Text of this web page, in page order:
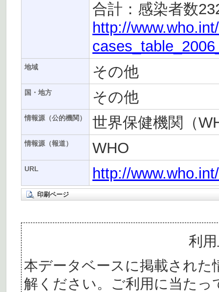
合計：感染者数
http://
地域 その他
国・地方 その他
情報源（公的機関） 世界保健機関（
情報源（報道） WHO
URL http://
印刷ページ
利
本データベースに掲載された
解ください。ご利用に当た